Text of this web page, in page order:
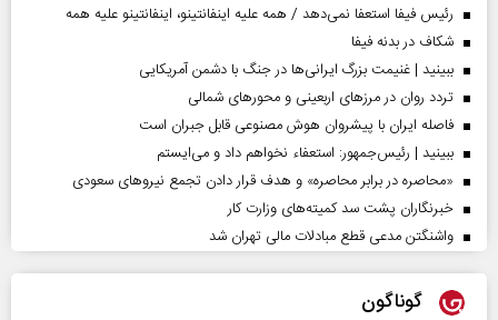
رئیس فیفا استعفا نمی‌دهد / همه علیه اینفانتینو، اینفانتینو علیه همه
شکاف در بدنه فیفا
ببینید | غنیمت بزرگ ایرانی‌ها در جنگ با دشمن آمریکایی
تردد روان در مرزهای اربعینی و محورهای شمالی
فاصله ایران با پیشرو‌ان هوش مصنوعی قابل جبران است
ببینید | رئیس‌جمهور: استعفاء نخواهم داد و می‌ایستم
«محاصره در برابر محاصره» و هدف قرار دادن تجمع نیروهای سعودی
خبرنگاران پشت سد کمیته‌های وزارت کار
واشنگتن مدعی قطع مبادلات مالی تهران شد
گوناگون